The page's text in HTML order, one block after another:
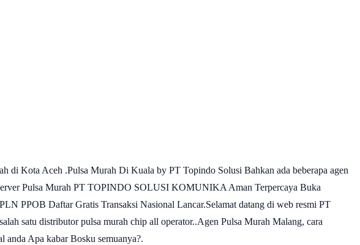
di Kota Aceh .Pulsa Murah Di Kuala by PT Topindo Solusi Bahkan ada beberapa agen
Pulsa Murah PT TOPINDO SOLUSI KOMUNIKA Aman Terpercaya Buka
PPOB Daftar Gratis Transaksi Nasional Lancar.Selamat datang di web resmi PT
satu distributor pulsa murah chip all operator..Agen Pulsa Murah Malang, cara
Apa kabar Bosku semuanya?.